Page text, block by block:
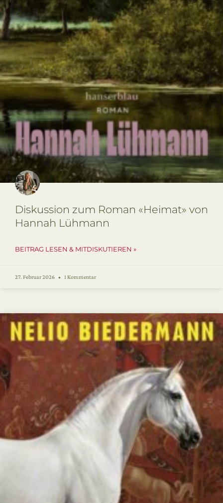
Diskussion zum Roman «Heimat» von
Hannah Lühmann
BEITRAG LESEN & MITDISKUTIEREN »
27. Februar 2026 1 Kommentar